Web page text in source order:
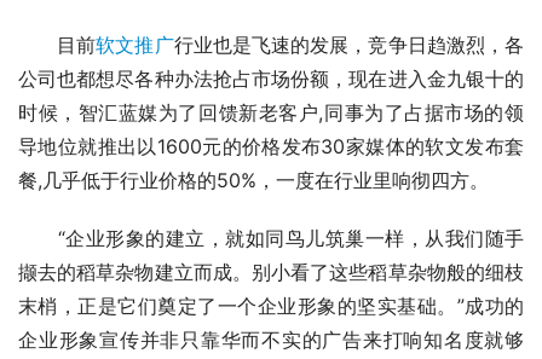
目前软文推广行业也是飞速的发展，竞争日趋激烈，各
公司也都想尽各种办法抢占市场份额，现在进入金九银十的
时候，智汇蓝媒为了回馈新老客户,同事为了占据市场的领
导地位就推出以1600元的价格发布30家媒体的软文发布套
餐,几乎低于行业价格的50%，一度在行业里响彻四方。
“企业形象的建立，就如同鸟儿筑巢一样，从我们随手
撷去的稻草杂物建立而成。别小看了这些稻草杂物般的细枝
末梢，正是它们奠定了一个企业形象的坚实基础。”成功的
企业形象宣传并非只靠华而不实的广告来打响知名度就够